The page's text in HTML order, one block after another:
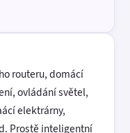
routeru, domácí
ovládání světel,
elektrárny,
Prostě inteligentní